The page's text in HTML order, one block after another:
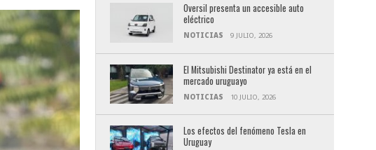
Oversil presenta un accesible auto
eléctrico
NOTICIAS 9 JULIO, 2026
El Mitsubishi Destinator ya está en el
mercado uruguayo
NOTICIAS 10 JULIO, 2026
Los efectos del fenómeno Tesla en
Uruguay